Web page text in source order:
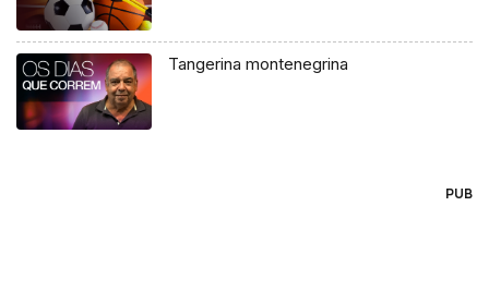
Tangerina montenegrina
PUB